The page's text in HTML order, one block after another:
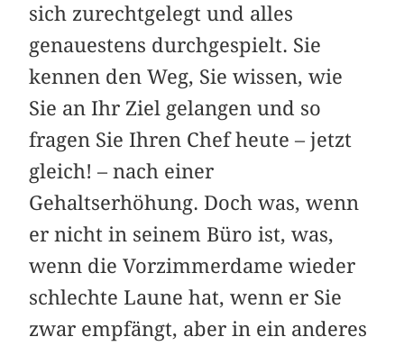
sich zurechtgelegt und alles
genauestens durchgespielt. Sie
kennen den Weg, Sie wissen, wie
Sie an Ihr Ziel gelangen und so
fragen Sie Ihren Chef heute – jetzt
gleich! – nach einer
Gehaltserhöhung. Doch was, wenn
er nicht in seinem Büro ist, was,
wenn die Vorzimmerdame wieder
schlechte Laune hat, wenn er Sie
zwar empfängt, aber in ein anderes